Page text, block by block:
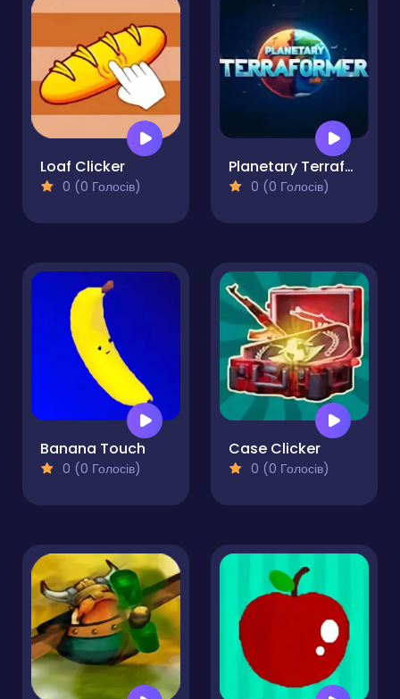
Loaf Clicker
0 (0 Голосів)
Planetary Terraformer
0 (0 Голосів)
Banana Touch
0 (0 Голосів)
Case Clicker
0 (0 Голосів)